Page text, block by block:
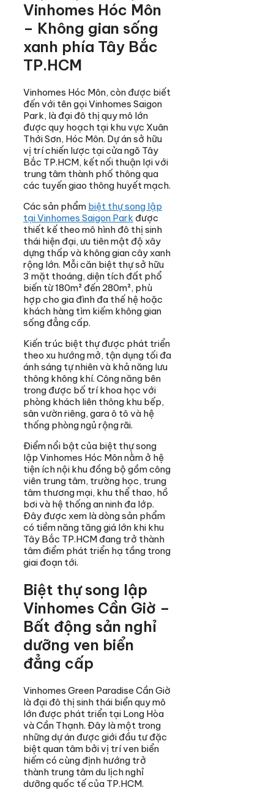
Vinhomes Hóc Môn
– Không gian sống
xanh phía Tây Bắc
TP.HCM
Vinhomes Hóc Môn, còn được biết
đến với tên gọi Vinhomes Saigon
Park, là đại đô thị quy mô lớn
được quy hoạch tại khu vực Xuân
Thới Sơn, Hóc Môn. Dự án sở hữu
vị trí chiến lược tại cửa ngõ Tây
Bắc TP.HCM, kết nối thuận lợi với
trung tâm thành phố thông qua
các tuyến giao thông huyết mạch.
Các sản phẩm biệt thự song lập
tại Vinhomes Saigon Park được
thiết kế theo mô hình đô thị sinh
thái hiện đại, ưu tiên mật độ xây
dựng thấp và không gian cây xanh
rộng lớn. Mỗi căn biệt thự sở hữu
3 mặt thoáng, diện tích đất phổ
biến từ 180m² đến 280m², phù
hợp cho gia đình đa thế hệ hoặc
khách hàng tìm kiếm không gian
sống đẳng cấp.
Kiến trúc biệt thự được phát triển
theo xu hướng mở, tận dụng tối đa
ánh sáng tự nhiên và khả năng lưu
thông không khí. Công năng bên
trong được bố trí khoa học với
phòng khách liên thông khu bếp,
sân vườn riêng, gara ô tô và hệ
thống phòng ngủ rộng rãi.
Điểm nổi bật của biệt thự song
lập Vinhomes Hóc Môn nằm ở hệ
tiện ích nội khu đồng bộ gồm công
viên trung tâm, trường học, trung
tâm thương mại, khu thể thao, hồ
bơi và hệ thống an ninh đa lớp.
Đây được xem là dòng sản phẩm
có tiềm năng tăng giá lớn khi khu
Tây Bắc TP.HCM đang trở thành
tâm điểm phát triển hạ tầng trong
giai đoạn tới.
Biệt thự song lập
Vinhomes Cần Giờ –
Bất động sản nghỉ
dưỡng ven biển
đẳng cấp
Vinhomes Green Paradise Cần Giờ
là đại đô thị sinh thái biển quy mô
lớn được phát triển tại Long Hòa
và Cần Thạnh. Đây là một trong
những dự án được giới đầu tư đặc
biệt quan tâm bởi vị trí ven biển
hiếm có cùng định hướng trở
thành trung tâm du lịch nghỉ
dưỡng quốc tế của TP.HCM.